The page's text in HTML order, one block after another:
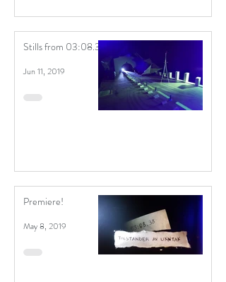
Stills from 03:08.38
Jun 11, 2019
Premiere!
May 8, 2019